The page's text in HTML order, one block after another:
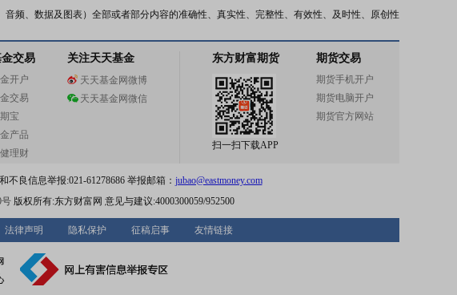
频、数据及图表）全部或者部分内容的准确性、真实性、完整性、有效性、及时性、原创性